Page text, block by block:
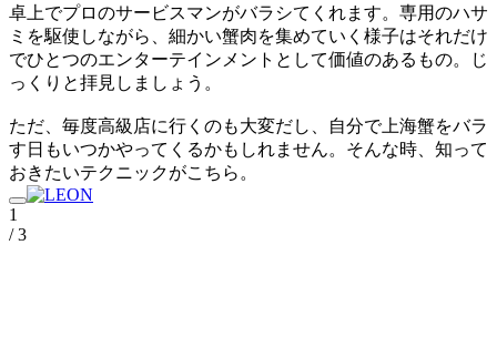
卓上でプロのサービスマンがバラシてくれます。専用のハサ
ミを駆使しながら、細かい蟹肉を集めていく様子はそれだけ
でひとつのエンターテインメントとして価値のあるもの。じ
っくりと拝見しましょう。
ただ、毎度高級店に行くのも大変だし、自分で上海蟹をバラ
す日もいつかやってくるかもしれません。そんな時、知って
おきたいテクニックがこちら。
1
/ 3